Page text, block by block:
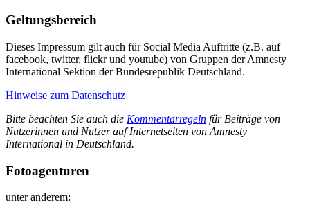
Geltungsbereich
Dieses Impressum gilt auch für Social Media Auftritte (z.B. auf
facebook, twitter, flickr und youtube) von Gruppen der Amnesty
International Sektion der Bundesrepublik Deutschland.
Hinweise zum Datenschutz
Bitte beachten Sie auch die Kommentarregeln für Beiträge von
Nutzerinnen und Nutzer auf Internetseiten von Amnesty
International in Deutschland.
Fotoagenturen
unter anderem: